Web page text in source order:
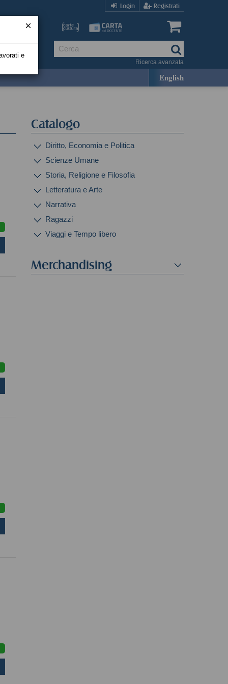
Login Registrati
Ricerca avanzata
English
Catalogo
Diritto, Economia e Politica
Scienze Umane
Storia, Religione e Filosofia
Letteratura e Arte
Narrativa
Ragazzi
Viaggi e Tempo libero
Merchandising
e